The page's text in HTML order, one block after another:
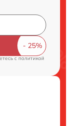
cполитикой